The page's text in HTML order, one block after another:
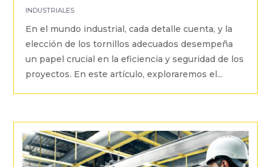
INDUSTRIALES
En el mundo industrial, cada detalle cuenta, y la
elección de los tornillos adecuados desempeña
un papel crucial en la eficiencia y seguridad de los
proyectos. En este artículo, exploraremos el...